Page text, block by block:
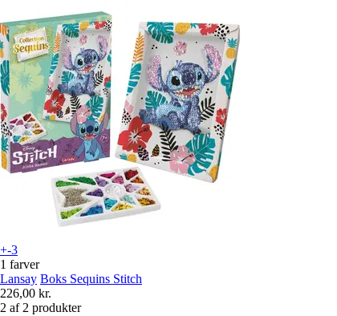
+-3
1 farver
Lansay Boks Sequins Stitch
226,00 kr.
2 af 2 produkter